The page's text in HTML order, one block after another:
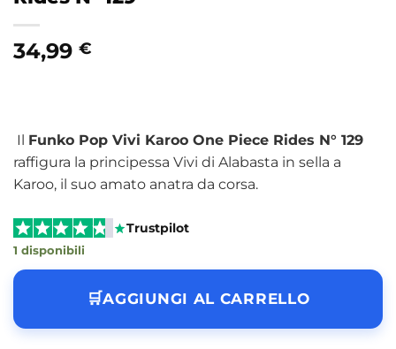
34,99 €
Il Funko Pop Vivi Karoo One Piece Rides N° 129
raffigura la principessa Vivi di Alabasta in sella a
Karoo, il suo amato anatra da corsa.
Trustpilot
1 disponibili
AGGIUNGI AL CARRELLO